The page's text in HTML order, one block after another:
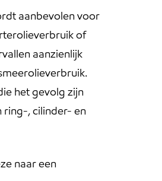
aanbevolen voor
of
aanzienlijk
het gevolg zijn
ring-, cilinder- en
naar een